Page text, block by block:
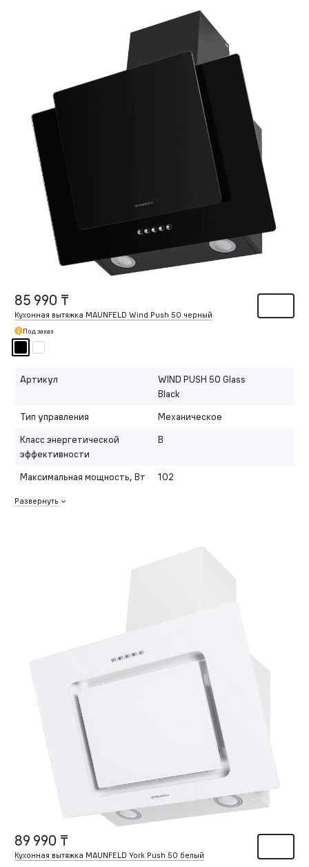
85 990 ₸
Кухонная вытяжка MAUNFELD Wind Push 50 черный
Под заказ
Артикул
WIND PUSH 50 Glass
Black
Тип управления
Механическое
Класс энергетической
эффективности
B
Максимальная мощность, Вт 102
Развернуть
89 990 ₸
Кухонная вытяжка MAUNFELD York Push 50 белый